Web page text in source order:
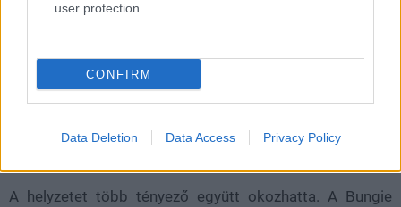
user protection.
CONFIRM
Data Deletion Data Access Privacy Policy
A helyzetet több tényező együtt okozhatta. A Bungie